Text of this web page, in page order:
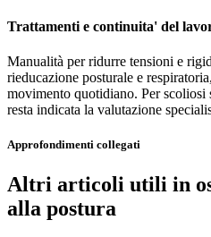
Trattamenti e continuita' del
Manualità per ridurre tensioni e
rieducazione posturale e
movimento quotidiano. Per scoliosi
resta indicata la valutazione
Approfondimenti collegati
Altri articoli utili in
alla postura